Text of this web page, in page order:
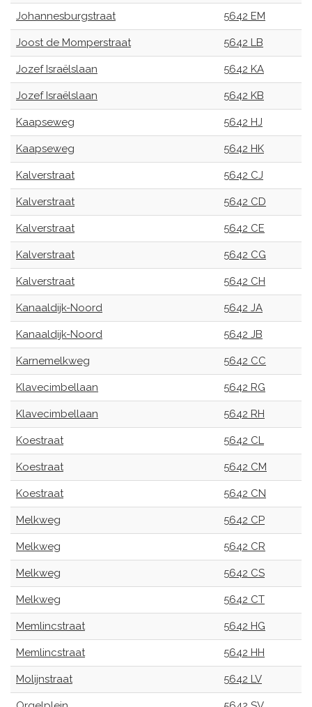
Johannesburgstraat 5642 EM
Joost de Momperstraat 5642 LB
Jozef Israëlslaan 5642 KA
Jozef Israëlslaan 5642 KB
Kaapseweg 5642 HJ
Kaapseweg 5642 HK
Kalverstraat 5642 CJ
Kalverstraat 5642 CD
Kalverstraat 5642 CE
Kalverstraat 5642 CG
Kalverstraat 5642 CH
Kanaaldijk-Noord 5642 JA
Kanaaldijk-Noord 5642 JB
Karnemelkweg 5642 CC
Klavecimbellaan 5642 RG
Klavecimbellaan 5642 RH
Koestraat 5642 CL
Koestraat 5642 CM
Koestraat 5642 CN
Melkweg 5642 CP
Melkweg 5642 CR
Melkweg 5642 CS
Melkweg 5642 CT
Memlincstraat 5642 HG
Memlincstraat 5642 HH
Molijnstraat 5642 LV